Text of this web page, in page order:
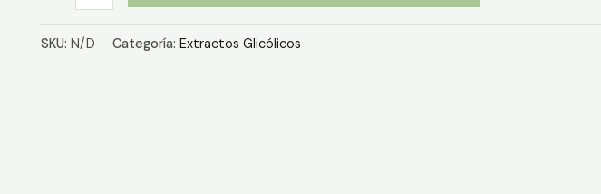
Quassia
SKU: N/D Categoría: Extractos Glicólicos